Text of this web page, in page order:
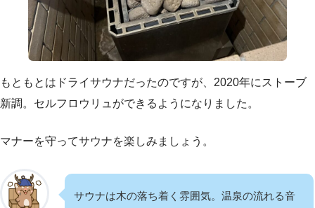
もともとはドライサウナだったのですが、2020年にストーブ
新調。セルフロウリュができるようになりました。
マナーを守ってサウナを楽しみましょう。
サウナは木の落ち着く雰囲気。温泉の流れる音